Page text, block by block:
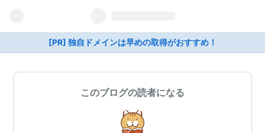
[PR] 独自ドメインは早めの取得がおすすめ！
このブログの読者になる